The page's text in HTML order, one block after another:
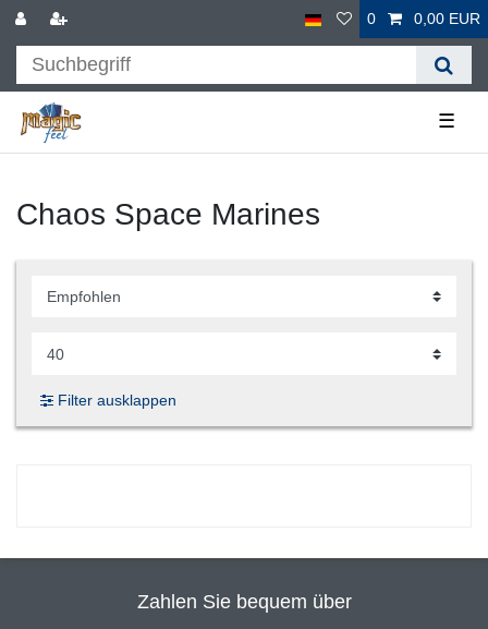
0 0,00 EUR
☰
Chaos Space Marines
Filter ausklappen
Zahlen Sie bequem über